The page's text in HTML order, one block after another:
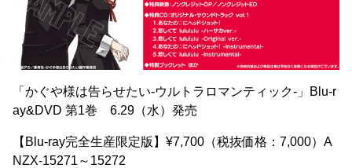
「かぐや様は告らせたい-ウルトラロマンティック-」Blu-r
ay&DVD 第1巻 6.29（水）発売
【Blu-ray完全生産限定版】¥7,700（税抜価格：7,000）A
NZX-15271～15272